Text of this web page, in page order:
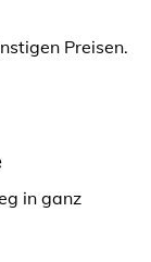
Preisen.
in ganz